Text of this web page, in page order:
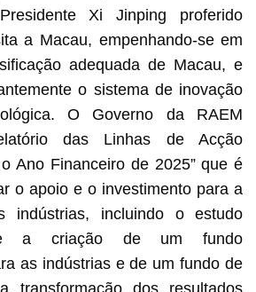
Xi Jinping proferido
a Macau, empenhando-se em
adequada de Macau, e
o sistema de inovação
O Governo da RAEM
das Linhas de Acção
Ano Financeiro de 2025” que é
o apoio e o investimento para a
indústrias, incluindo o estudo
a criação de um fundo
as indústrias e de um fundo de
transformação dos resultados